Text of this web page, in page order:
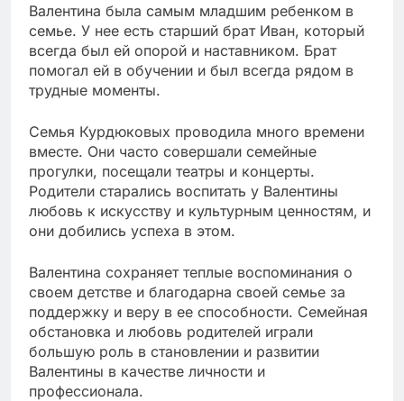
Валентина была самым младшим ребенком в
семье. У нее есть старший брат Иван, который
всегда был ей опорой и наставником. Брат
помогал ей в обучении и был всегда рядом в
трудные моменты.
Семья Курдюковых проводила много времени
вместе. Они часто совершали семейные
прогулки, посещали театры и концерты.
Родители старались воспитать у Валентины
любовь к искусству и культурным ценностям, и
они добились успеха в этом.
Валентина сохраняет теплые воспоминания о
своем детстве и благодарна своей семье за
поддержку и веру в ее способности. Семейная
обстановка и любовь родителей играли
большую роль в становлении и развитии
Валентины в качестве личности и
профессионала.